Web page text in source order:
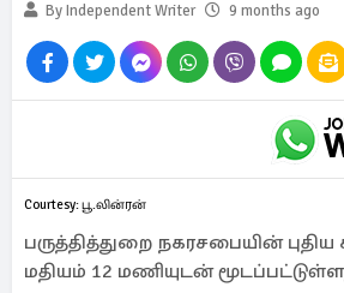
By Independent Writer
9 months ago
Courtesy: பூ.லின்ரன்
பருத்தித்துறை நகரசபையின்
மதியம் 12 மணியுடன்